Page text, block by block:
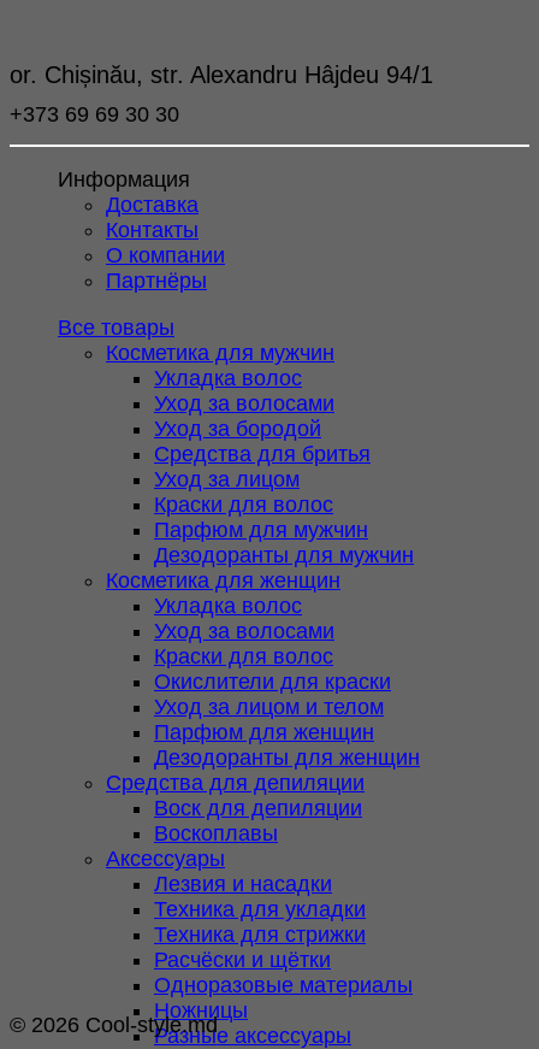
or. Chișinău, str. Alexandru Hâjdeu 94/1
+373 69 69 30 30
Информация
Доставка
Контакты
О компании
Партнёры
Все товары
Косметика для мужчин
Укладка волос
Уход за волосами
Уход за бородой
Средства для бритья
Уход за лицом
Краски для волос
Парфюм для мужчин
Дезодоранты для мужчин
Косметика для женщин
Укладка волос
Уход за волосами
Краски для волос
Окислители для краски
Уход за лицом и телом
Парфюм для женщин
Дезодоранты для женщин
Средства для депиляции
Воск для депиляции
Воскоплавы
Аксессуары
Лезвия и насадки
Техника для укладки
Техника для стрижки
Расчёски и щётки
Одноразовые материалы
Ножницы
Разные аксессуары
© 2026 Cool-style.md